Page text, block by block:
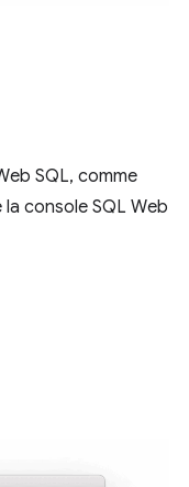
SQL, comme
console SQL Web